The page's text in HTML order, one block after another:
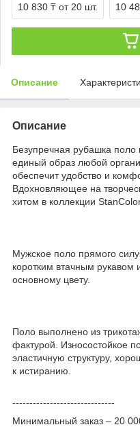
10 830 ₸ от 20 шт. 10
Описание
Описание
Безупречная рубашка поло
единый образ любой
обеспечит удобство и
Вдохновляющее на
хитом в коллекции
Мужское поло прямого
коротким втачным рукавом
основному цвету.
Поло выполнено из
фактурой. Износостойкое
эластичную структуру,
к истиранию.
------------------------------
Минимальный заказ – 20